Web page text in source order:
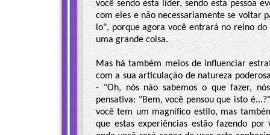
você sendo esta líder, sendo esta pessoa
com eles e não necessariamente se voltar
lo", porque agora você entrará no reino
uma grande coisa.
Mas há também meios de influenciar
com a sua articulação de natureza
- "Oh, nós não sabemos o que fazer,
pensativa: "Bem, você pensou que isto
você tem um magnífico estilo, mas
que estas experiências estão fazendo